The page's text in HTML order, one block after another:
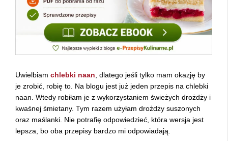
Uwielbiam chlebki naan , dlatego jeśli tylko mam okazję by
je zrobić, robię to. Na blogu jest już jeden przepis na chlebki
naan. Wtedy robiłam je z wykorzystaniem świeżych drożdży i
kwaśnej śmietany. Tym razem użyłam drożdży suszonych
oraz maślanki. Nie potrafię odpowiedzieć, która wersja jest
lepsza, bo oba przepisy bardzo mi odpowiadają.